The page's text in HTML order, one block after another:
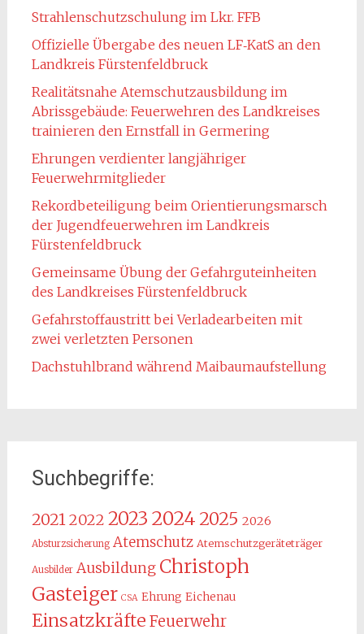
Strahlenschutzschulung im Lkr. FFB
Offizielle Übergabe des neuen LF‑KatS an den
Landkreis Fürstenfeldbruck
Realitätsnahe Atemschutzausbildung im
Abrissgebäude: Feuerwehren des Landkreises
trainieren den Ernstfall in Germering
Ehrungen verdienter langjähriger
Feuerwehrmitglieder
Rekordbeteiligung beim Orientierungsmarsch
der Jugendfeuerwehren im Landkreis
Fürstenfeldbruck
Gemeinsame Übung der Gefahrguteinheiten
des Landkreises Fürstenfeldbruck
Gefahrstoffaustritt bei Verladearbeiten mit
zwei verletzten Personen
Dachstuhlbrand während Maibaumaufstellung
Suchbegriffe:
20212022 2023 2024 2025 2026
Absturzsicherung Atemschutz Atemschutzgeräteträger
Ausbilder Ausbildung Christoph
Gasteiger CSA Ehrung Eichenau
Einsatzkräfte Feuerwehr